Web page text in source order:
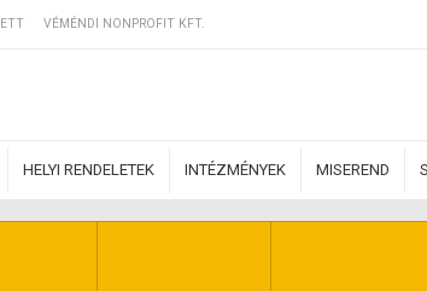
VÉMÉNDI NONPROFIT KFT.
HELYI RENDELETEK INTÉZMÉNYEK MISEREND